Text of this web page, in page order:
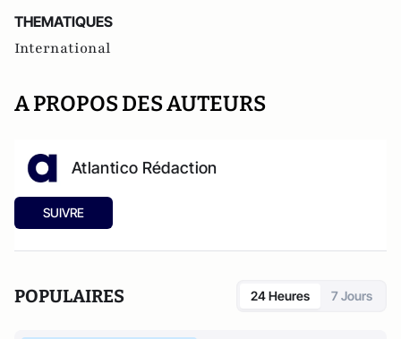
THEMATIQUES
International
A PROPOS DES AUTEURS
Atlantico Rédaction
SUIVRE
POPULAIRES 24 Heures 7 Jours